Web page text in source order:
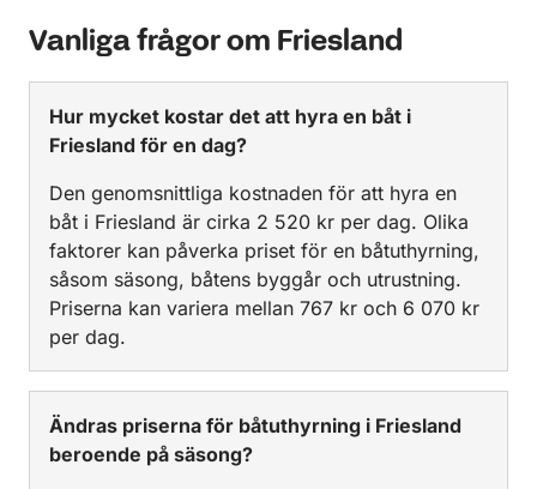
Vanliga frågor om Friesland
Hur mycket kostar det att hyra en båt i
Friesland för en dag?
Den genomsnittliga kostnaden för att hyra en
båt i Friesland är cirka 2 520 kr per dag. Olika
faktorer kan påverka priset för en båtuthyrning,
såsom säsong, båtens byggår och utrustning.
Priserna kan variera mellan 767 kr och 6 070 kr
per dag.
Ändras priserna för båtuthyrning i Friesland
beroende på säsong?